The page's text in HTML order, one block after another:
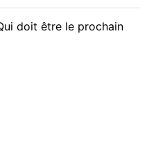
doit être le prochain